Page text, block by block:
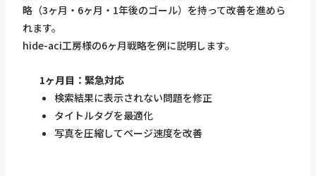
略（3ヶ月・6ヶ月・1年後のゴール）を持って改善を進めら
れます。
hide-aci工房様の6ヶ月戦略を例に説明します。
1ヶ月目：緊急対応
検索結果に表示されない問題を修正
タイトルタグを最適化
写真を圧縮してページ速度を改善